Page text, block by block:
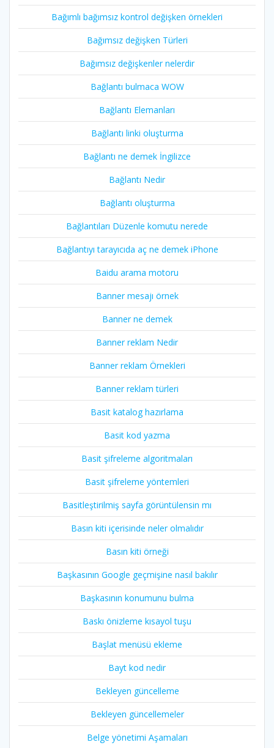
Bağımlı bağımsız kontrol değişken örnekleri
Bağımsız değişken Türleri
Bağımsız değişkenler nelerdir
Bağlantı bulmaca WOW
Bağlantı Elemanları
Bağlantı linki oluşturma
Bağlantı ne demek İngilizce
Bağlantı Nedir
Bağlantı oluşturma
Bağlantıları Düzenle komutu nerede
Bağlantıyı tarayıcıda aç ne demek iPhone
Baidu arama motoru
Banner mesajı örnek
Banner ne demek
Banner reklam Nedir
Banner reklam Örnekleri
Banner reklam türleri
Basit katalog hazırlama
Basit kod yazma
Basit şifreleme algoritmaları
Basit şifreleme yöntemleri
Basitleştirilmiş sayfa görüntülensin mı
Basın kiti içerisinde neler olmalıdır
Basın kiti örneği
Başkasının Google geçmişine nasıl bakılır
Başkasının konumunu bulma
Baskı önizleme kısayol tuşu
Başlat menüsü ekleme
Bayt kod nedir
Bekleyen güncelleme
Bekleyen güncellemeler
Belge yönetimi Aşamaları